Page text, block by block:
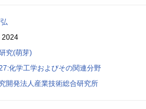
2024
究(萌芽)
化学工学およびその関連分野
開発法人産業技術総合研究所